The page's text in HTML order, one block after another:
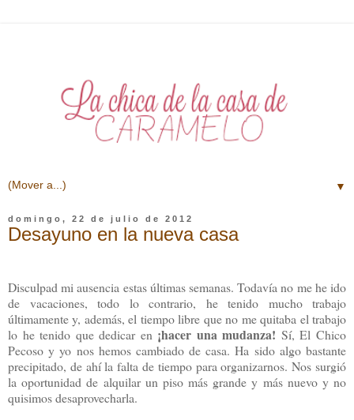
▼
domingo, 22 de julio de 2012
Desayuno en la nueva casa
Disculpad mi ausencia estas últimas semanas. Todavía no me he ido
de vacaciones, todo lo contrario, he tenido mucho trabajo
últimamente y, además, el tiempo libre que no me quitaba el trabajo
lo he tenido que dedicar en ¡hacer una mudanza! Sí, El Chico
Pecoso y yo nos hemos cambiado de casa. Ha sido algo bastante
precipitado, de ahí la falta de tiempo para organizarnos. Nos surgió
la oportunidad de alquilar un piso más grande y más nuevo y no
quisimos desaprovecharla.